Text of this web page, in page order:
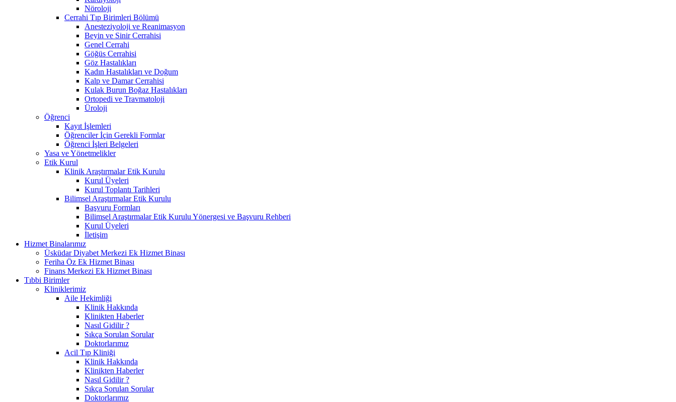
Nöroloji
Cerrahi Tıp Birimleri Bölümü
Anesteziyoloji ve Reanimasyon
Beyin ve Sinir Cerrahisi
Genel Cerrahi
Göğüs Cerrahisi
Göz Hastalıkları
Kadın Hastalıkları ve Doğum
Kalp ve Damar Cerrahisi
Kulak Burun Boğaz Hastalıkları
Ortopedi ve Travmatoloji
Üroloji
Öğrenci
Kayıt İşlemleri
Öğrenciler İçin Gerekli Formlar
Öğrenci İşleri Belgeleri
Yasa ve Yönetmelikler
Etik Kurul
Klinik Araştırmalar Etik Kurulu
Kurul Üyeleri
Kurul Toplantı Tarihleri
Bilimsel Araştırmalar Etik Kurulu
Başvuru Formları
Bilimsel Araştırmalar Etik Kurulu Yönergesi ve Başvuru Rehberi
Kurul Üyeleri
İletişim
Hizmet Binalarımız
Üsküdar Diyabet Merkezi Ek Hizmet Binası
Feriha Öz Ek Hizmet Binası
Finans Merkezi Ek Hizmet Binası
Tıbbi Birimler
Kliniklerimiz
Aile Hekimliği
Klinik Hakkında
Klinikten Haberler
Nasıl Gidilir ?
Sıkça Sorulan Sorular
Doktorlarımız
Acil Tıp Kliniği
Klinik Hakkında
Klinikten Haberler
Nasıl Gidilir ?
Sıkça Sorulan Sorular
Doktorlarımız